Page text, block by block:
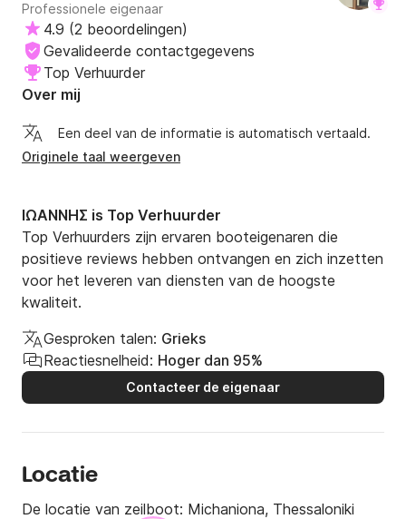
Professionele eigenaar
4.9 (2 beoordelingen)
Gevalideerde contactgegevens
Top Verhuurder
Over mij
Een deel van de informatie is automatisch vertaald.
Originele taal weergeven
ΙΩΑΝΝΗΣ is Top Verhuurder
Top Verhuurders zijn ervaren booteigenaren die
positieve reviews hebben ontvangen en zich inzetten
voor het leveren van diensten van de hoogste
kwaliteit.
Gesproken talen: Grieks
Reactiesnelheid: Hoger dan 95%
Contacteer de eigenaar
Locatie
De locatie van zeilboot: Michaniona, Thessaloniki